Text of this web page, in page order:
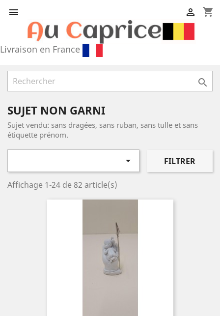
 shopping_cart

Livraison en France

SUJET NON GARNI
Sujet vendu: sans dragées, sans ruban, sans tulle et sans
étiquette prénom.
 FILTRER
Affichage 1-24 de 82 article(s)